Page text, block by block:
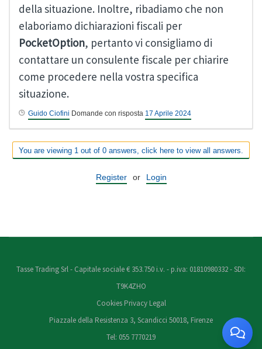
della situazione. Inoltre, ribadiamo che non
elaboriamo dichiarazioni fiscali per
PocketOption, pertanto vi consigliamo di
contattare un consulente fiscale per chiarire
come procedere nella vostra specifica
situazione.
Guido Ciofini Domande con risposta 17 Aprile 2024
You are viewing 1 out of 0 answers, click here to view all answers.
Register or Login
Tasse Trading Srl - Capitale sociale € 353.750 i.v. - p.iva: 01810980332 - SDI:
T9K4ZHO
Cookies Privacy Legal
Piazzale della Resistenza 3, Scandicci 50018, Firenze
Tel: 055 7770219